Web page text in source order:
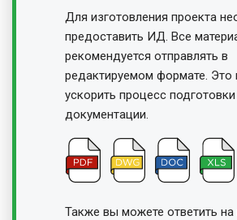
Для изготовления проекта
предоставить ИД. Все
рекомендуется отправлять в
редактируемом формате. Это
ускорить процесс подготовки
документации.
Также вы можете ответить на